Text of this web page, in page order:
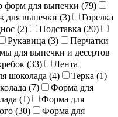
форм для выпечки (79)
для выпечки (3)
Горелка
(2) Подставка (20)
Рукавица (3)
Перчатки
для выпечки и десертов
(33)
Лента
шоколада (4) Терка (1)
(7)
Форма для
(1)
Форма для
(30)
Форма для